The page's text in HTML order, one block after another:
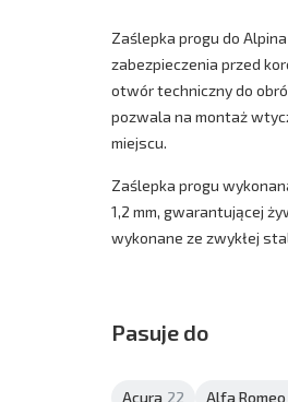
Zaślepka progu do
zabezpieczenia przed
otwór techniczny do
pozwala na montaż
miejscu.
Zaślepka progu
1,2 mm, gwarantującej
wykonane ze zwykłej
Pasuje do
Acura 22 Alfa Romeo